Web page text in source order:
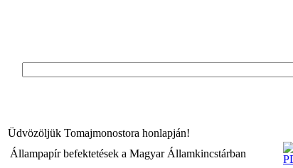
Üdvözöljük Tomajmonostora honlapján!
Állampapír befektetések a Magyar Államkincstárban